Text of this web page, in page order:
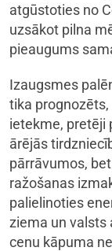
atgūstoties no
uzsākot pilna
pieaugums
Izaugsmes
tika
ietekme, pretēji
ārējās
pārrāvumos,
ražošanas
palielinoties
ziema un valsts
cenu kāpuma